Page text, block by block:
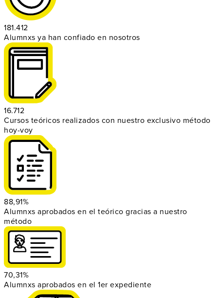
181.412
Alumnxs ya han confiado en nosotros
16.712
Cursos teóricos realizados con nuestro exclusivo método
hoy-voy
88,91%
Alumnxs aprobados en el teórico gracias a nuestro
método
70,31%
Alumnxs aprobados en el 1er expediente